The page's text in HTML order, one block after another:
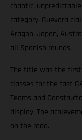
chaotic,
category. Guevara
Aragon, Japan,
all Spanish rounds.
The title was the first
classes for the fast
Teams and
display. The
on the road.